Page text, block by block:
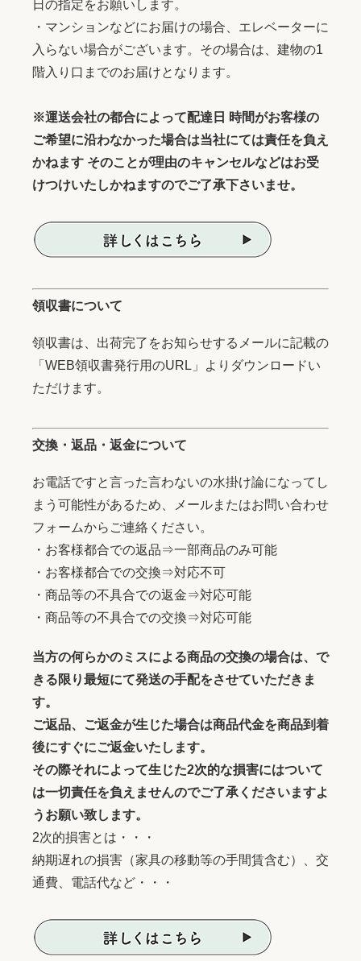
日の指定をお願いします。
・マンションなどにお届けの場合、エレベーターに
入らない場合がございます。その場合は、建物の1
階入り口までのお届けとなります。
※運送会社の都合によって配達日 時間がお客様の
ご希望に沿わなかった場合は当社にては責任を負え
かねます そのことが理由のキャンセルなどはお受
けつけいたしかねますのでご了承下さいませ。
領収書について
領収書は、出荷完了をお知らせするメールに記載の
「WEB領収書発行用のURL」よりダウンロードい
ただけます。
交換・返品・返金について
お電話ですと言った言わないの水掛け論になってし
まう可能性があるため、メールまたはお問い合わせ
フォームからご連絡ください。
・お客様都合での返品⇒一部商品のみ可能
・お客様都合での交換⇒対応不可
・商品等の不具合での返金⇒対応可能
・商品等の不具合での交換⇒対応可能
当方の何らかのミスによる商品の交換の場合は、で
きる限り最短にて発送の手配をさせていただきま
す。
ご返品、ご返金が生じた場合は商品代金を商品到着
後にすぐにご返金いたします。
その際それによって生じた2次的な損害にはついて
は一切責任を負えませんのでご了承くださいますよ
うお願い致します。
2次的損害とは・・・
納期遅れの損害（家具の移動等の手間賃含む）、交
通費、電話代など・・・